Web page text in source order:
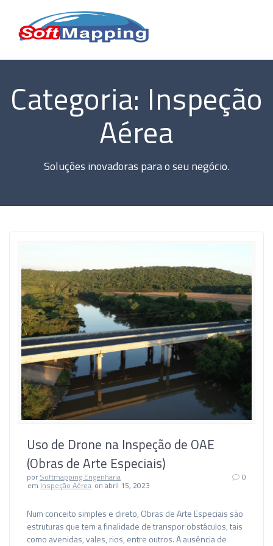
to
content
Categoria: Inspeção
Aérea
Soluções inovadoras para o seu negócio.
Uso de Drone na Inspeção de OAE
(Obras de Arte Especiais)
porSoftmapping Engenharia
em Inspeção Aérea on abril 15, 2023
0
Num conceito simples e direto, Obras de Arte Especiais são
estruturas que tem a finalidade de transpor obstáculos, tais
como avenidas, vales, rios, entre outros. A ausência de